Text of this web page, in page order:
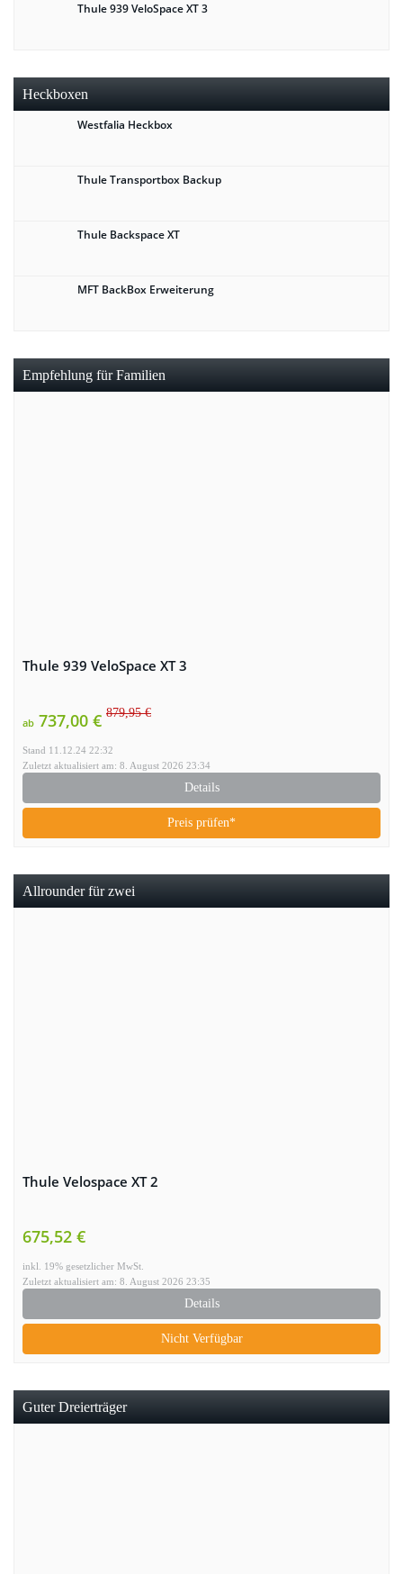
Thule 939 VeloSpace XT 3
Heckboxen
Westfalia Heckbox
Thule Transportbox Backup
Thule Backspace XT
MFT BackBox Erweiterung
Empfehlung für Familien
Thule 939 VeloSpace XT 3
ab 737,00 € 879,95 €
Stand 11.12.24 22:32
Zuletzt aktualisiert am: 8. August 2026 23:34
Details
Preis prüfen*
Allrounder für zwei
Thule Velospace XT 2
675,52 €
inkl. 19% gesetzlicher MwSt.
Zuletzt aktualisiert am: 8. August 2026 23:35
Details
Nicht Verfügbar
Guter Dreierträger